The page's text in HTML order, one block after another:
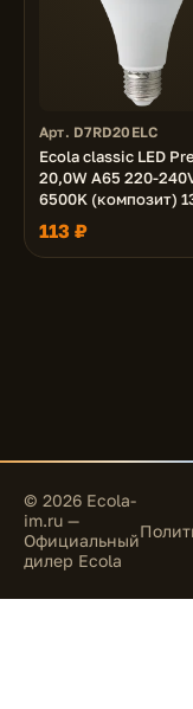
Арт. D7RD20ELC
Ecola classic LED
20,0W A65 220-
6500K (композит)
113 ₽
© 2026 Ecola-
im.ru —
Официальный
дилер Ecola